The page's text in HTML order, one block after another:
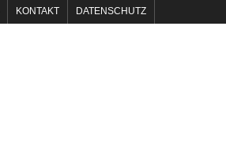
KONTAKT DATENSCHUTZ